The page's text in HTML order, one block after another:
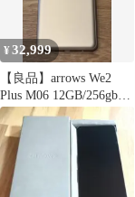
¥32,999
【良品】arrows We2
Plus M06 12GB/256gbIIJ
版